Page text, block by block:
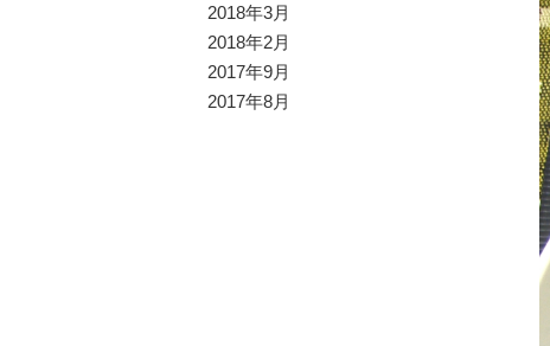
2018年3月
2018年2月
2017年9月
2017年8月